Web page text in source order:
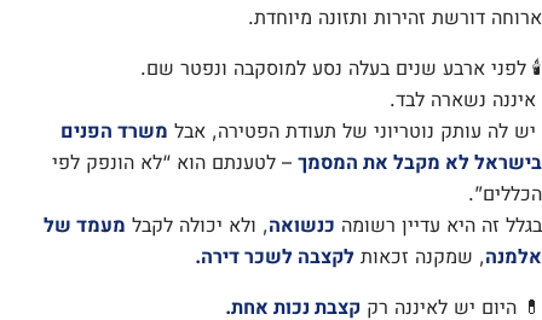
ארוחה דורשת זהירות ותזונה מיוחדת.
🕯️ לפני ארבע שנים בעלה נסע למוסקבה ונפטר שם.
איננה נשארה לבד.
יש לה עותק נוטריוני של תעודת הפטירה, אבל משרד הפנים
בישראל לא מקבל את המסמך – לטענתם הוא “לא הונפק לפי
הכללים”.
בגלל זה היא עדיין רשומה כנשואה, ולא יכולה לקבל מעמד של
אלמנה, שמקנה זכאות לקצבה לשכר דירה.
💊 היום יש לאיננה רק קצבת נכות אחת.